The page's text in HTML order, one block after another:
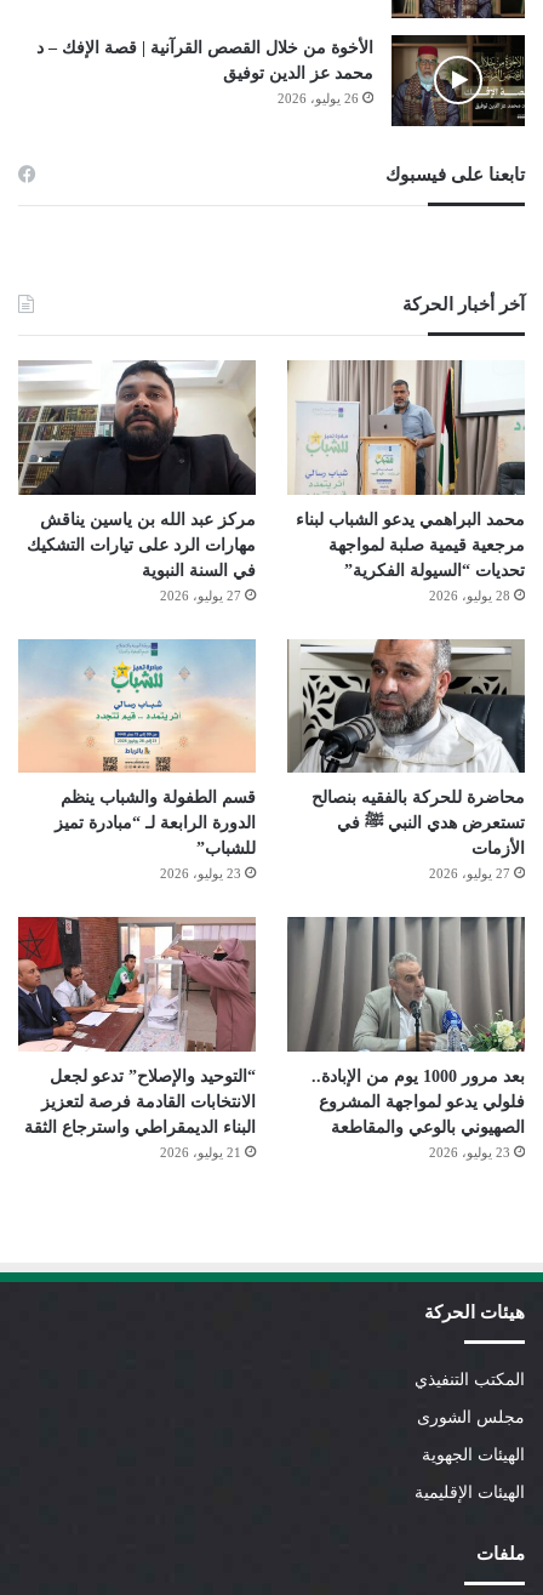
الأخوة من خلال القصص القرآنية | قصة الإفك – د
محمد عز الدين توفيق
26 يوليو، 2026
تابعنا على فيسبوك
آخر أخبار الحركة
محمد البراهمي يدعو الشباب لبناء
مرجعية قيمية صلبة لمواجهة
تحديات “السيولة الفكرية”
28 يوليو، 2026
مركز عبد الله بن ياسين يناقش
مهارات الرد على تيارات التشكيك
في السنة النبوية
27 يوليو، 2026
محاضرة للحركة بالفقيه بنصالح
تستعرض هدي النبي ﷺ في
الأزمات
27 يوليو، 2026
قسم الطفولة والشباب ينظم
الدورة الرابعة لـ “مبادرة تميز
للشباب”
23 يوليو، 2026
بعد مرور 1000 يوم من الإبادة..
فلولي يدعو لمواجهة المشروع
الصهيوني بالوعي والمقاطعة
23 يوليو، 2026
“التوحيد والإصلاح” تدعو لجعل
الانتخابات القادمة فرصة لتعزيز
البناء الديمقراطي واسترجاع الثقة
21 يوليو، 2026
هيئات الحركة
المكتب التنفيذي
مجلس الشورى
الهيئات الجهوية
الهيئات الإقليمية
ملفات